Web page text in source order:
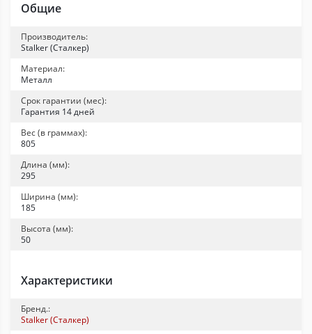
Общие
Производитель:
Stalker (Сталкер)
Материал:
Металл
Срок гарантии (мес):
Гарантия 14 дней
Вес (в граммах):
805
Длина (мм):
295
Ширина (мм):
185
Высота (мм):
50
Характеристики
Бренд.:
Stalker (Сталкер)